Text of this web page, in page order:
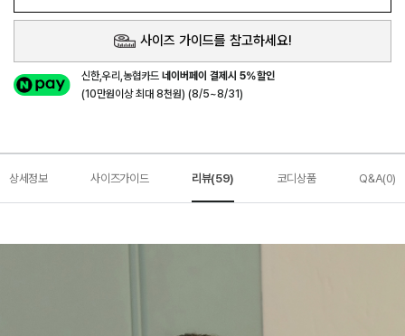
사이즈 가이드를 참고하세요!
신한,우리,농협카드네이버페이 결제시 5%할인
(10만원이상 최대 8천원) (8/5~8/31)
상세정보 사이즈가이드 리뷰(59) 코디상품 Q&A(0)